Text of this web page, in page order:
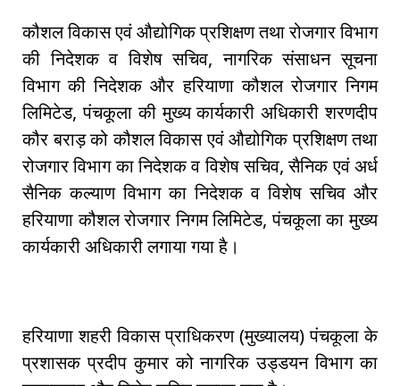
कौशल विकास एवं औद्योगिक प्रशिक्षण तथा रोजगार विभाग
की निदेशक व विशेष सचिव, नागरिक संसाधन सूचना
विभाग की निदेशक और हरियाणा कौशल रोजगार निगम
लिमिटेड, पंचकूला की मुख्य कार्यकारी अधिकारी शरणदीप
कौर बराड़ को कौशल विकास एवं औद्योगिक प्रशिक्षण तथा
रोजगार विभाग का निदेशक व विशेष सचिव, सैनिक एवं अर्ध
सैनिक कल्याण विभाग का निदेशक व विशेष सचिव और
हरियाणा कौशल रोजगार निगम लिमिटेड, पंचकूला का मुख्य
कार्यकारी अधिकारी लगाया गया है।
हरियाणा शहरी विकास प्राधिकरण (मुख्यालय) पंचकूला के
प्रशासक प्रदीप कुमार को नागरिक उड्डयन विभाग का